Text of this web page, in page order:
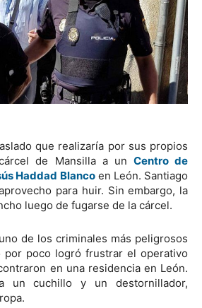
que realizaría por sus propios
de Mansilla a un Centro de
Haddad Blancoen León. Santiago
para huir. Sin embargo, la
luego de fugarse de la cárcel.
de los criminales más peligrosos
por poco logró frustrar el operativo
en una residencia en León.
un cuchillo y un destornillador,